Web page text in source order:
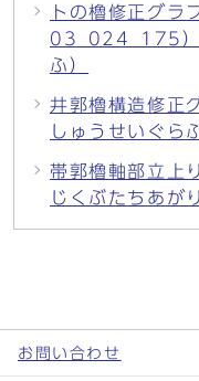
トの櫓修正グラ
03_024_175）
ふ）
井郭櫓構造修正
しゅうせいぐら
帯郭櫓軸部立上
じくぶたちあが
お問い合わせ